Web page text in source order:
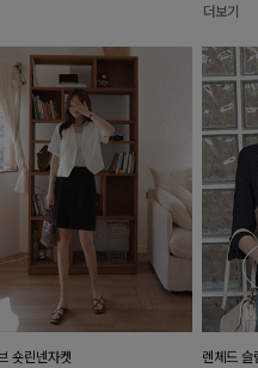
더보기
숏린넨자켓 렌체드